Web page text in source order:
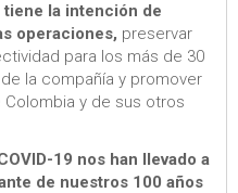
la intención de
operaciones, preservar
para los más de 30
la compañía y promover
y de sus otros
19 nos han llevado a
de nuestros 100 años